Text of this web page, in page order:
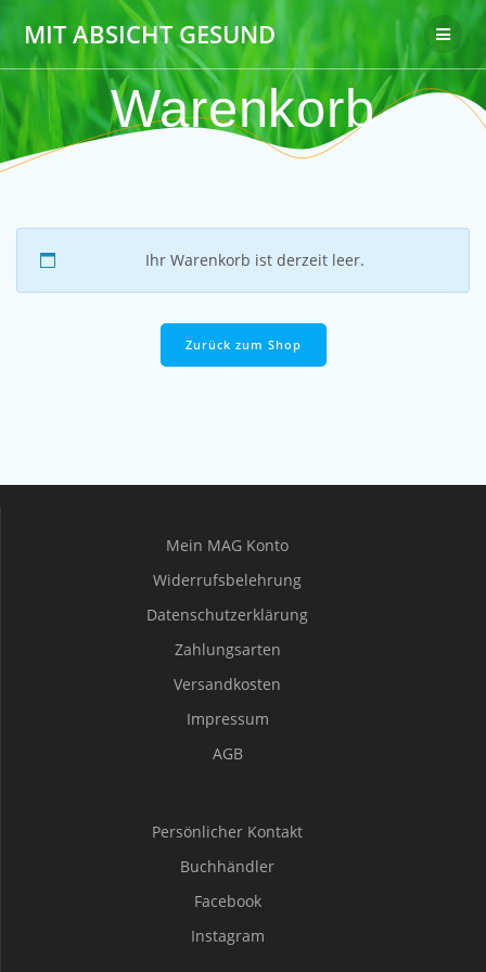
Inhalt
springen
MIT ABSICHT GESUND
Warenkorb
Ihr Warenkorb ist derzeit leer.
Zurück zum Shop
Mein MAG Konto
Widerrufsbelehrung
Datenschutzerklärung
Zahlungsarten
Versandkosten
Impressum
AGB
Persönlicher Kontakt
Buchhändler
Facebook
Instagram